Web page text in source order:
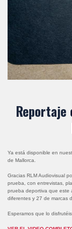
Reportaje
Ya está disponible en
de Mallorca.
Gracias RLM Audiovisual
prueba, con entrevistas,
prueba deportiva que este
diferentes y 27 de marcas
Esperamos que lo